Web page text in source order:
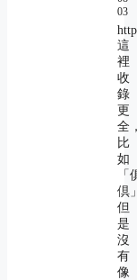
03
這
裡
收
錄
更
全，
比
如
「
倶
但
是
沒
有
像